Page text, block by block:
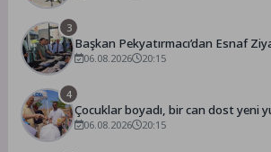
3
Başkan Pekyatırmacı’dan Esnaf
06.08.2026 20:15
4
Çocuklar boyadı, bir can dost yeni
06.08.2026 20:15